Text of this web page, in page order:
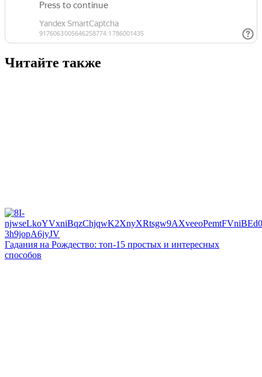
Читайте также
Гадания на Рождество: топ-15 простых и интересных
способов